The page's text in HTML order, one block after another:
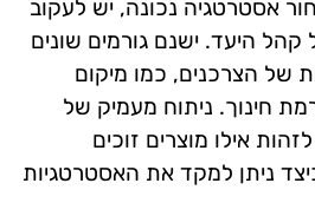
אסטרטגיה נכונה, יש לעקוב
היעד. ישנם גורמים שונים
של הצרכנים, כמו מיקום
חינוך. ניתוח מעמיק של
אילו מוצרים זוכים
ניתן למקד את האסטרטגיות